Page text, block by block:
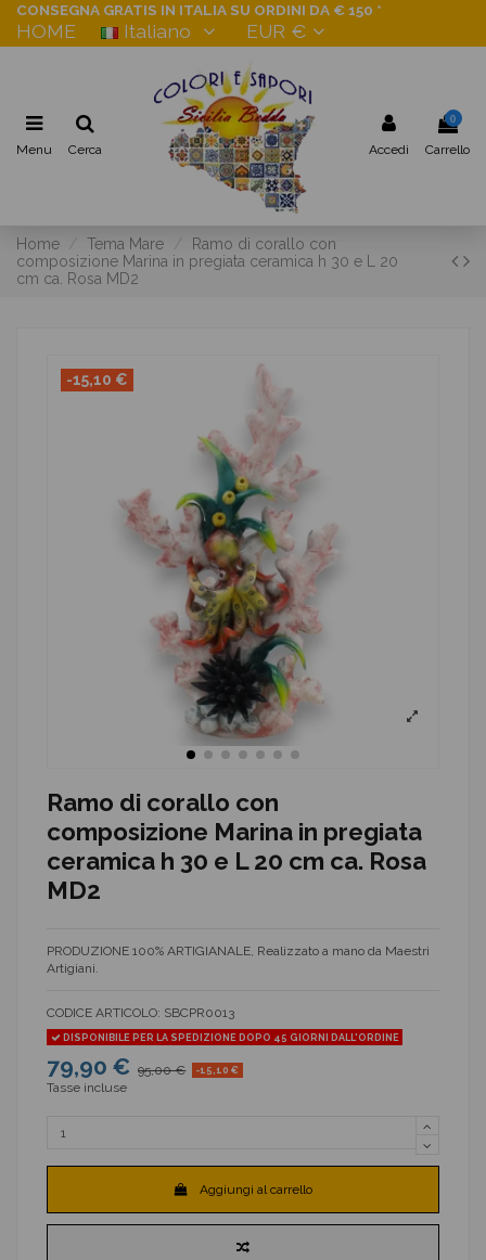
CONSEGNA GRATIS IN ITALIA SU ORDINI DA € 150 *
HOME Italiano EUR €
Menu Cerca Accedi
0
Carrello
Home Tema Mare
Ramo di corallo con
composizione Marina in pregiata ceramica h 30 e L 20
cm ca. Rosa MD2
-15,10 €
Ramo di corallo con
composizione Marina in pregiata
ceramica h 30 e L 20 cm ca. Rosa
MD2
PRODUZIONE 100% ARTIGIANALE, Realizzato a mano da Maestri
Artigiani.
CODICE ARTICOLO: SBCPR0013
DISPONIBILE PER LA SPEDIZIONE DOPO 45 GIORNI DALL'ORDINE
79,90 € 95,00 € -15,10 €
Tasse incluse
Aggiungi al carrello